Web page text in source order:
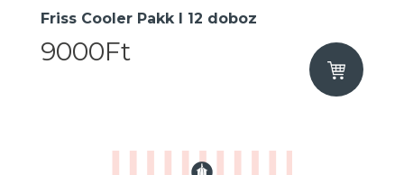
Friss Cooler Pakk I 12 doboz
9000Ft